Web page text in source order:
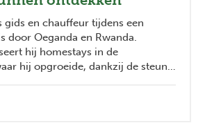
gids en chauffeur tijdens een
door Oeganda en Rwanda.
hij homestays in de
hij opgroeide, dankzij de steun